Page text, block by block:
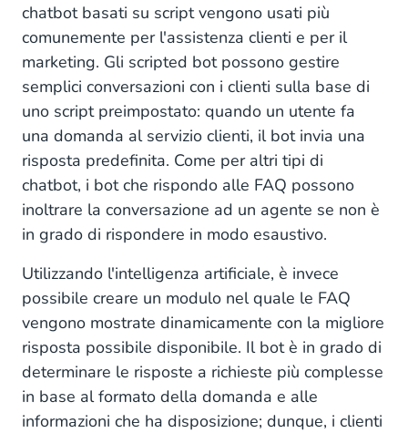
chatbot basati su script vengono usati più
comunemente per l'assistenza clienti e per il
marketing. Gli scripted bot possono gestire
semplici conversazioni con i clienti sulla base di
uno script preimpostato: quando un utente fa
una domanda al servizio clienti, il bot invia una
risposta predefinita. Come per altri tipi di
chatbot, i bot che rispondo alle FAQ possono
inoltrare la conversazione ad un agente se non è
in grado di rispondere in modo esaustivo.
Utilizzando l'intelligenza artificiale, è invece
possibile creare un modulo nel quale le FAQ
vengono mostrate dinamicamente con la migliore
risposta possibile disponibile. Il bot è in grado di
determinare le risposte a richieste più complesse
in base al formato della domanda e alle
informazioni che ha disposizione; dunque, i clienti